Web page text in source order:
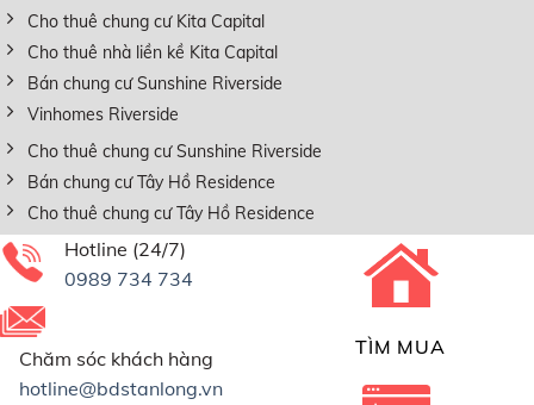
Cho thuê chung cư Kita Capital
Cho thuê nhà liền kề Kita Capital
Bán chung cư Sunshine Riverside
Vinhomes Riverside
Cho thuê chung cư Sunshine Riverside
Bán chung cư Tây Hồ Residence
Cho thuê chung cư Tây Hồ Residence
Hotline (24/7)
0989 734 734
Chăm sóc khách hàng
hotline@bdstanlong.vn
TÌM MUA